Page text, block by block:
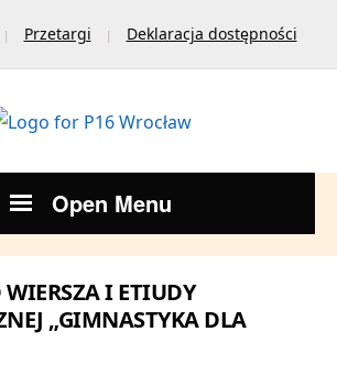
Przetargi Deklaracja dostępności
Open Menu
I ETIUDY
„GIMNASTYKA DLA